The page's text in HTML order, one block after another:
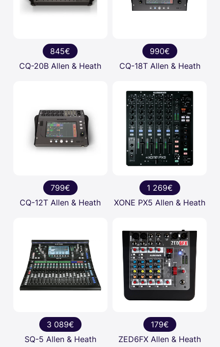
845€
CQ-20B Allen & Heath
990€
CQ-18T Allen & Heath
799€
CQ-12T Allen & Heath
1 269€
XONE PX5 Allen & Heath
3 089€
SQ-5 Allen & Heath
179€
ZED6FX Allen & Heath